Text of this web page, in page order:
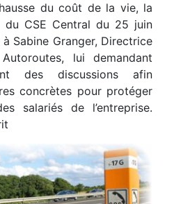
du coût de la vie, la
du CSE Central du 25 juin
Sabine Granger, Directrice
lui demandant
des discussions afin
concrètes pour protéger
salariés de l’entreprise.